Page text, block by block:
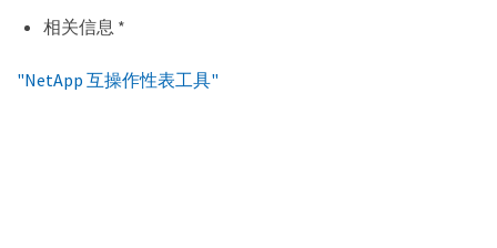
相关信息 *
"NetApp 互操作性表工具"